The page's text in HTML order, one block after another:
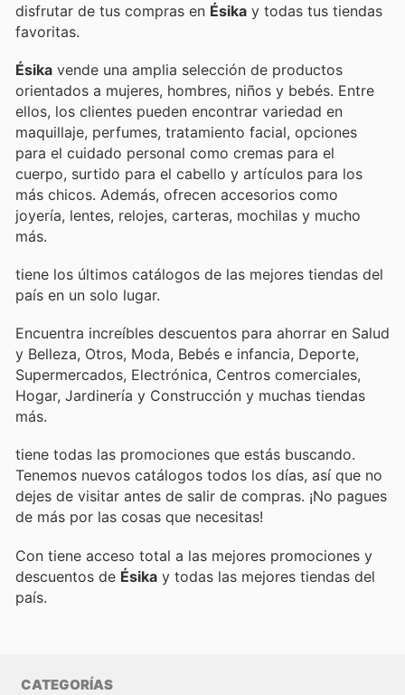
disfrutar de tus compras en Ésika y todas tus tiendas
favoritas.
Ésika vende una amplia selección de productos
orientados a mujeres, hombres, niños y bebés. Entre
ellos, los clientes pueden encontrar variedad en
maquillaje, perfumes, tratamiento facial, opciones
para el cuidado personal como cremas para el
cuerpo, surtido para el cabello y artículos para los
más chicos. Además, ofrecen accesorios como
joyería, lentes, relojes, carteras, mochilas y mucho
más.
tiene los últimos catálogos de las mejores tiendas del
país en un solo lugar.
Encuentra increíbles descuentos para ahorrar en Salud
y Belleza, Otros, Moda, Bebés e infancia, Deporte,
Supermercados, Electrónica, Centros comerciales,
Hogar, Jardinería y Construcción y muchas tiendas
más.
tiene todas las promociones que estás buscando.
Tenemos nuevos catálogos todos los días, así que no
dejes de visitar antes de salir de compras. ¡No pagues
de más por las cosas que necesitas!
Con tiene acceso total a las mejores promociones y
descuentos de Ésika y todas las mejores tiendas del
país.
CATEGORÍAS